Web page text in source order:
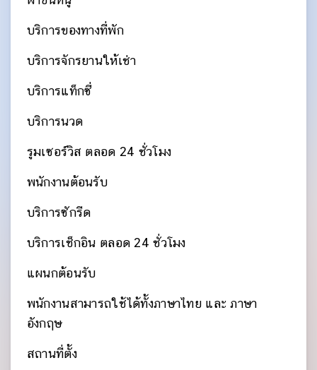
บริการของทางที่พัก
บริการจักรยานให้เช่า
บริการแท็กซี่
บริการนวด
รูมเซอร์วิส ตลอด 24 ชั่วโมง
พนักงานต้อนรับ
บริการซักรีด
บริการเช็กอิน ตลอด 24 ชั่วโมง
แผนกต้อนรับ
พนักงานสามารถใช้ได้ทั้งภาษาไทย และ ภาษา
อังกฤษ
สถานที่ตั้ง